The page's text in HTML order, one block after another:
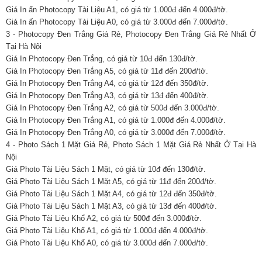
Giá In ấn Photocopy Tài Liệu A1, có giá từ 1.000đ đến 4.000đ/tờ.
Giá In ấn Photocopy Tài Liệu A0, có giá từ 3.000đ đến 7.000đ/tờ.
3 - Photocopy Đen Trắng Giá Rẻ, Photocopy Đen Trắng Giá Rẻ Nhất Ở
Tại Hà Nội
Giá In Photocopy Đen Trắng, có giá từ 10đ đến 130đ/tờ.
Giá In Photocopy Đen Trắng A5, có giá từ 11đ đến 200đ/tờ.
Giá In Photocopy Đen Trắng A4, có giá từ 12đ đến 350đ/tờ.
Giá In Photocopy Đen Trắng A3, có giá từ 13đ đến 400đ/tờ.
Giá In Photocopy Đen Trắng A2, có giá từ 500đ đến 3.000đ/tờ.
Giá In Photocopy Đen Trắng A1, có giá từ 1.000đ đến 4.000đ/tờ.
Giá In Photocopy Đen Trắng A0, có giá từ 3.000đ đến 7.000đ/tờ.
4 - Photo Sách 1 Mặt Giá Rẻ, Photo Sách 1 Mặt Giá Rẻ Nhất Ở Tại Hà
Nội
Giá Photo Tài Liệu Sách 1 Mặt, có giá từ 10đ đến 130đ/tờ.
Giá Photo Tài Liệu Sách 1 Mặt A5, có giá từ 11đ đến 200đ/tờ.
Giá Photo Tài Liệu Sách 1 Mặt A4, có giá từ 12đ đến 350đ/tờ.
Giá Photo Tài Liệu Sách 1 Mặt A3, có giá từ 13đ đến 400đ/tờ.
Giá Photo Tài Liệu Khổ A2, có giá từ 500đ đến 3.000đ/tờ.
Giá Photo Tài Liệu Khổ A1, có giá từ 1.000đ đến 4.000đ/tờ.
Giá Photo Tài Liệu Khổ A0, có giá từ 3.000đ đến 7.000đ/tờ.